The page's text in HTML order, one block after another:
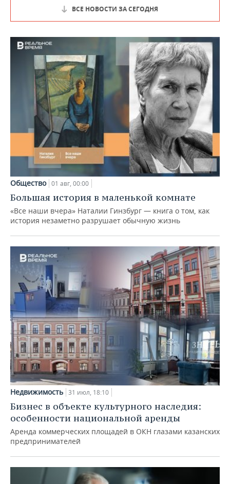
ВСЕ НОВОСТИ ЗА СЕГОДНЯ
Общество 01 авг, 00:00
Большая история в маленькой комнате
«Все наши вчера» Наталии Гинзбург — книга о том, как
история незаметно разрушает обычную жизнь
Недвижимость 31 июл, 18:10
Бизнес в объекте культурного наследия:
особенности национальной аренды
Аренда коммерческих площадей в ОКН глазами казанских
предпринимателей